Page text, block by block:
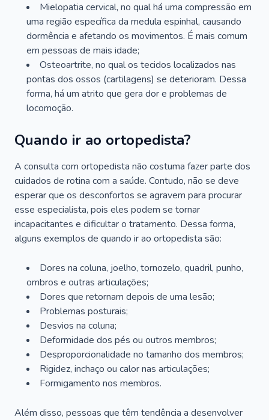
Mielopatia cervical, no qual há uma compressão em
uma região específica da medula espinhal, causando
dormência e afetando os movimentos. É mais comum
em pessoas de mais idade;
Osteoartrite, no qual os tecidos localizados nas
pontas dos ossos (cartilagens) se deterioram. Dessa
forma, há um atrito que gera dor e problemas de
locomoção.
Quando ir ao ortopedista?
A consulta com ortopedista não costuma fazer parte dos
cuidados de rotina com a saúde. Contudo, não se deve
esperar que os desconfortos se agravem para procurar
esse especialista, pois eles podem se tornar
incapacitantes e dificultar o tratamento. Dessa forma,
alguns exemplos de quando ir ao ortopedista são:
Dores na coluna, joelho, tornozelo, quadril, punho,
ombros e outras articulações;
Dores que retornam depois de uma lesão;
Problemas posturais;
Desvios na coluna;
Deformidade dos pés ou outros membros;
Desproporcionalidade no tamanho dos membros;
Rigidez, inchaço ou calor nas articulações;
Formigamento nos membros.
Além disso, pessoas que têm tendência a desenvolver